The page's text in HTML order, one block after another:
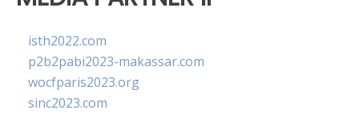
isth2022.com
p2b2pabi2023-makassar.com
wocfparis2023.org
sinc2023.com